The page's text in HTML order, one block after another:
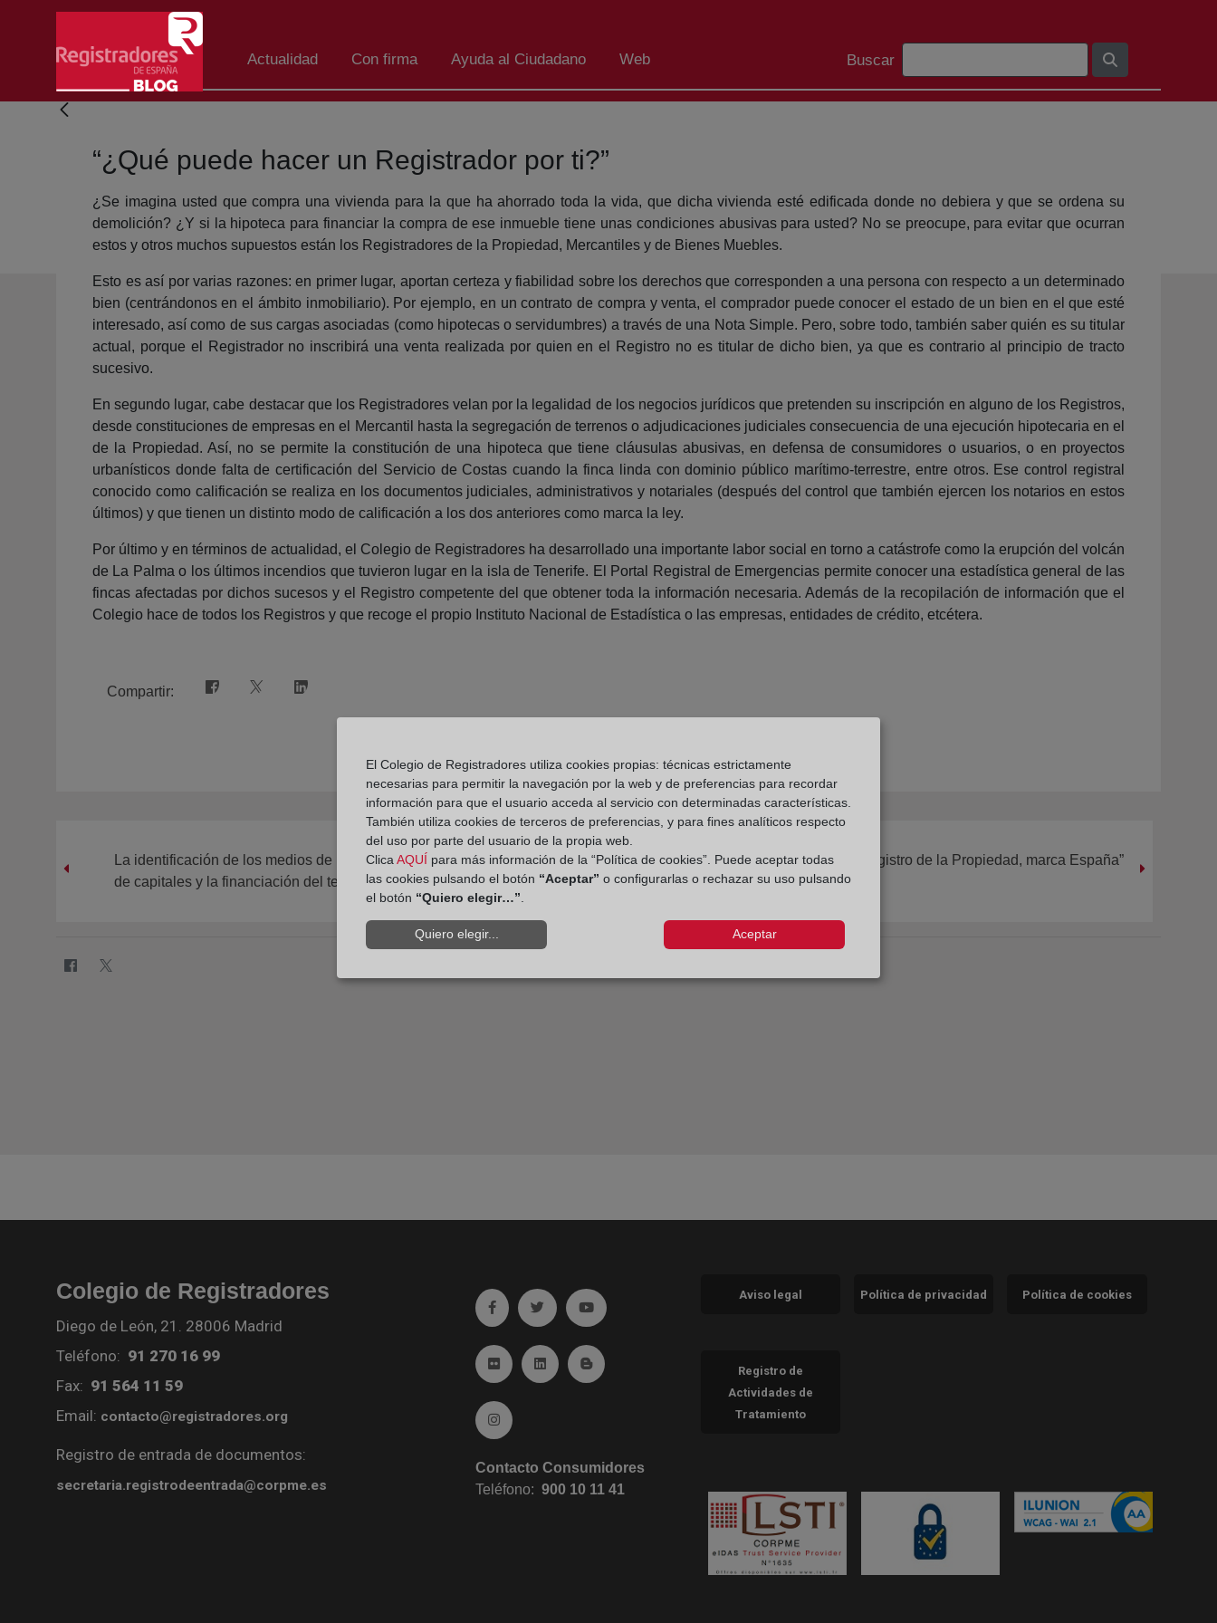
Saltar al contenido principal
Actualidad Con firma Ayuda al Ciudadano Web
Barra de búsqueda
Buscar
“¿Qué puede hacer un Registrador por ti?”
¿Se imagina usted que compra una vivienda para la que ha ahorrado toda la vida, que dicha vivienda esté edificada donde no debiera y que se ordena su
demolición? ¿Y si la hipoteca para financiar la compra de ese inmueble tiene unas condiciones abusivas para usted? No se preocupe, para evitar que ocurran
estos y otros muchos supuestos están los Registradores de la Propiedad, Mercantiles y de Bienes Muebles.
Esto es así por varias razones: en primer lugar, aportan certeza y fiabilidad sobre los derechos que corresponden a una persona con respecto a un determinado
bien (centrándonos en el ámbito inmobiliario). Por ejemplo, en un contrato de compra y venta, el comprador puede conocer el estado de un bien en el que esté
interesado, así como de sus cargas asociadas (como hipotecas o servidumbres) a través de una Nota Simple. Pero, sobre todo, también saber quién es su titular
actual, porque el Registrador no inscribirá una venta realizada por quien en el Registro no es titular de dicho bien, ya que es contrario al principio de tracto
sucesivo.
En segundo lugar, cabe destacar que los Registradores velan por la legalidad de los negocios jurídicos que pretenden su inscripción en alguno de los Registros,
desde constituciones de empresas en el Mercantil hasta la segregación de terrenos o adjudicaciones judiciales consecuencia de una ejecución hipotecaria en el
de la Propiedad. Así, no se permite la constitución de una hipoteca que tiene cláusulas abusivas, en defensa de consumidores o usuarios, o en proyectos
urbanísticos donde falta de certificación del Servicio de Costas cuando la finca linda con dominio público marítimo-terrestre, entre otros. Ese control registral
conocido como calificación se realiza en los documentos judiciales, administrativos y notariales (después del control que también ejercen los notarios en estos
últimos) y que tienen un distinto modo de calificación a los dos anteriores como marca la ley.
Por último y en términos de actualidad, el Colegio de Registradores ha desarrollado una importante labor social en torno a catástrofe como la erupción del volcán
de La Palma o los últimos incendios que tuvieron lugar en la isla de Tenerife. El Portal Registral de Emergencias permite conocer una estadística general de las
fincas afectadas por dichos sucesos y el Registro competente del que obtener toda la información necesaria. Además de la recopilación de información que el
Colegio hace de todos los Registros y que recoge el propio Instituto Nacional de Estadística o las empresas, entidades de crédito, etcétera.
Compartir:
La identificación de los medios de pago en la prevención del blanqueo
de capitales y la financiación del terrorismo. Calificación registral
“Registro de la Propiedad, marca España”
Colegio de Registradores
Diego de León, 21. 28006 Madrid
Teléfono: 91 270 16 99
Fax: 91 564 11 59
Email: contacto@registradores.org
Registro de entrada de documentos:
secretaria.registrodeentrada@corpme.es
Ir a facebook (abre en ventana nueva)
Ir a twitter (abre en ventana nueva)
Ir a YouTube (abre en ventana nueva)
Ir a Flickr (abre en ventana nueva)
Ir a Linkedin (abre en ventana nueva)
Ir al Blog (abre en ventana nueva)
Ir a Instagram (abre en ventana nueva)
Contacto Consumidores
Teléfono:900 10 11 41
Aviso legal Política de privacidad Política de cookies
Registro de
Actividades de
Tratamiento
El Colegio de Registradores utiliza cookies propias: técnicas estrictamente
necesarias para permitir la navegación por la web y de preferencias para recordar
información para que el usuario acceda al servicio con determinadas características.
También utiliza cookies de terceros de preferencias, y para fines analíticos respecto
del uso por parte del usuario de la propia web.
Clica AQUÍ para más información de la “Política de cookies”. Puede aceptar todas
las cookies pulsando el botón “Aceptar” o configurarlas o rechazar su uso pulsando
el botón “Quiero elegir…”
Quiero elegir... Aceptar